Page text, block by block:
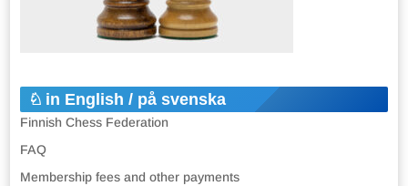
in English / på svenska
Finnish Chess Federation
FAQ
Membership fees and other payments